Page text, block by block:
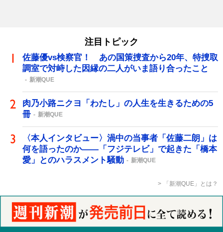
注目トピック
佐藤優vs検察官！ あの国策捜査から20年、特捜取
調室で対峙した因縁の二人がいま語り合ったこと
新潮QUE
肉乃小路ニクヨ「わたし」の人生を生きるための5
冊
新潮QUE
〈本人インタビュー〉渦中の当事者「佐藤二朗」は
何を語ったのか――「フジテレビ」で起きた「橋本
愛」とのハラスメント騒動
新潮QUE
「新潮QUE」とは？